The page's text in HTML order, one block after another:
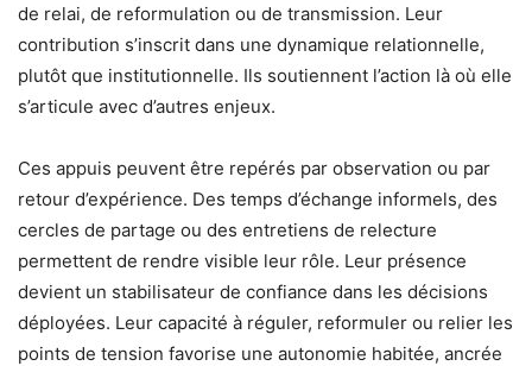
de relai, de reformulation ou de transmission. Leur
contribution s’inscrit dans une dynamique relationnelle,
plutôt que institutionnelle. Ils soutiennent l’action là où elle
s’articule avec d’autres enjeux.
Ces appuis peuvent être repérés par observation ou par
retour d’expérience. Des temps d’échange informels, des
cercles de partage ou des entretiens de relecture
permettent de rendre visible leur rôle. Leur présence
devient un stabilisateur de confiance dans les décisions
déployées. Leur capacité à réguler, reformuler ou relier les
points de tension favorise une autonomie habitée, ancrée